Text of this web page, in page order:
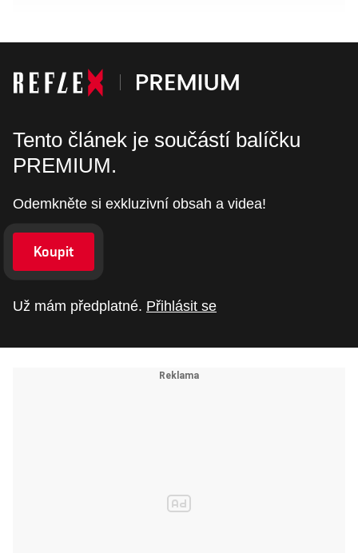
Tento článek je součástí balíčku
PREMIUM.
Odemkněte si exkluzivní obsah a videa!
Koupit
Už mám předplatné. Přihlásit se